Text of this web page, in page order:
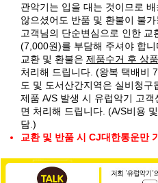
관악기는 입을 대는 것이므로
않으셨어도 반품 및 환불이 불가
고객님의 단순변심으로 인한 교
(7,000원)를 부담해 주셔야 합니
교환 및 환불은 제품수거 후 상
처리해 드립니다. (왕복 택배비
도 및 도서산간지역은 실비청구
제품 A/S 발생 시 유럽악기 고
면 처리해 드립니다. (A/S비용
담.)
교환 및 반품 시 CJ대한통운만